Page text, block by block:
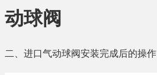
动球阀
二、进口气动球阀安装完成后的操作